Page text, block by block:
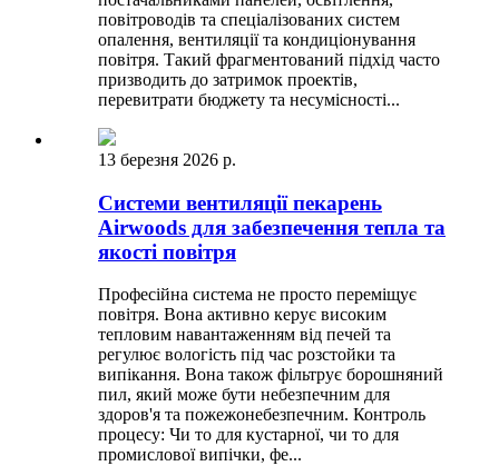
повітроводів та спеціалізованих систем
опалення, вентиляції та кондиціонування
повітря. Такий фрагментований підхід часто
призводить до затримок проектів,
перевитрати бюджету та несумісності...
13 березня 2026 р.
Системи вентиляції пекарень
Airwoods для забезпечення тепла та
якості повітря
Професійна система не просто переміщує
повітря. Вона активно керує високим
тепловим навантаженням від печей та
регулює вологість під час розстойки та
випікання. Вона також фільтрує борошняний
пил, який може бути небезпечним для
здоров'я та пожежонебезпечним. Контроль
процесу: Чи то для кустарної, чи то для
промислової випічки, фе...